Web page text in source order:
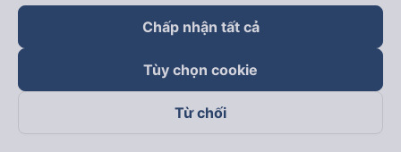
Đối tác thanh toán
Chấp nhận tất cả
Tùy chọn cookie
Từ chối